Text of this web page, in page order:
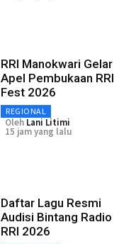
RRI Manokwari Gelar
Apel Pembukaan RRI
Fest 2026
REGIONAL
Oleh Lani Litimi
15 jam yang lalu
Daftar Lagu Resmi
Audisi Bintang Radio
RRI 2026